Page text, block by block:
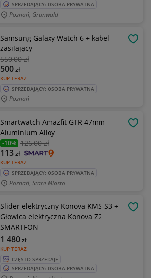
SPRZEDAJĄCY: OSOBA PRYWATNA
Poznań, Grunwald
Samsung Galaxy Watch 6 + kabel
zasilający
550,00 zł
KUP TERAZ
500zł
SPRZEDAJĄCY: OSOBA PRYWATNA
Poznań
Smartwatch Amazfit GTR 47mm
Aluminium Alloy
-10% 126,00 zł
KUP TERAZ
113zł
SPRZEDAJĄCY: OSOBA PRYWATNA
Poznań, Stare Miasto
Slider elektryczny Konova KMS-S3 +
Głowica elektryczna Konova Z2
SMARTFON
KUP TERAZ
1 480zł
CZĘSTO SPRZEDAJE
SPRZEDAJĄCY: OSOBA PRYWATNA